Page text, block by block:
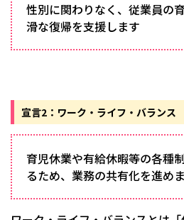
性別に関わりなく、従業員の
滑な復帰を支援します
宣言2：ワーク・ライフ・バランス
育児休業や有給休暇等の各種
るため、業務の共有化を進め